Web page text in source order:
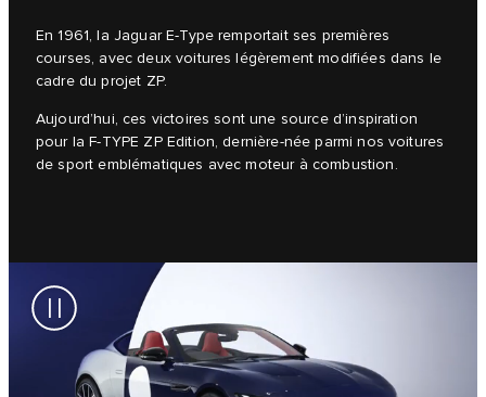
En 1961, la Jaguar E-Type remportait ses premières
courses, avec deux voitures légèrement modifiées dans le
cadre du projet ZP.
Aujourd’hui, ces victoires sont une source d’inspiration
pour la F-TYPE ZP Edition, dernière-née parmi nos voitures
de sport emblématiques avec moteur à combustion.